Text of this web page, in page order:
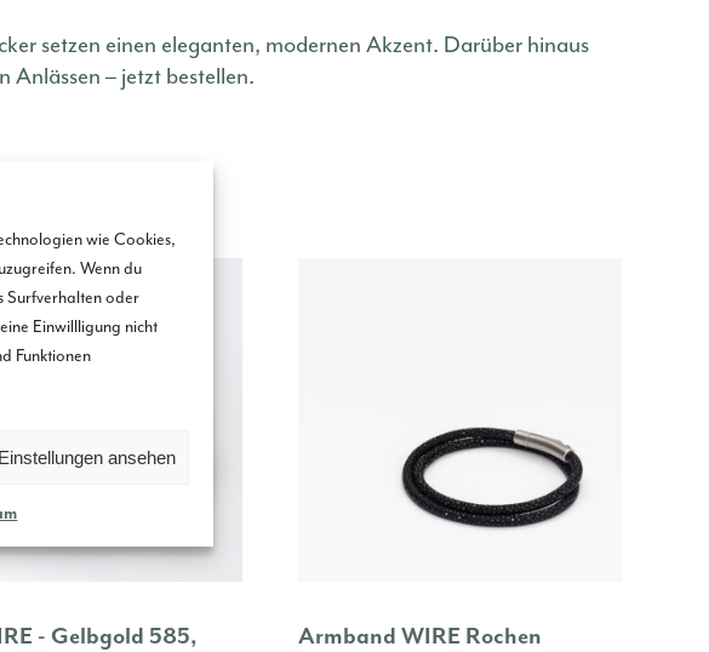
wie Cookies,
Wenn du
Surfverhalten oder
Einwillligung nicht
Funktionen
Einstellungen ansehen
setzen einen eleganten, modernen Akzent. Darüber hinaus
Anlässen – jetzt bestellen.
- Gelbgold 585,
Armband WIRE Rochen